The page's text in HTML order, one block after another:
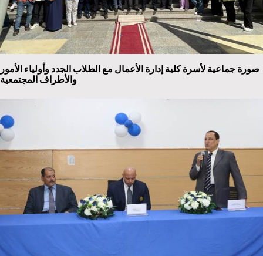
صورة جماعية لأسرة كلية إدارة الأعمال مع الطلاب الجدد وأولياء الأمور
والأطراف المجتمعية